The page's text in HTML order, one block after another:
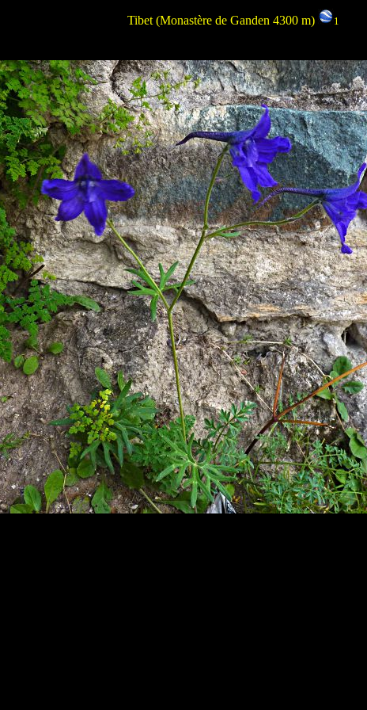
Tibet (Monastère de Ganden 4300 m) 1